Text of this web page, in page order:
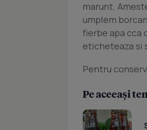
marunt.
umplem
fierbe apa cca
eticheteaza si
Pentru
Pe aceeași